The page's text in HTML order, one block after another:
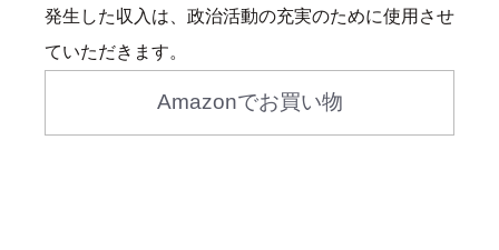
発生した収入は、政治活動の充実のために使用させ
ていただきます。
Amazonでお買い物